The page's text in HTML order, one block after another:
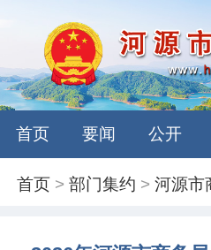
首页 要闻 公开
首页 >部门集约 >河源市